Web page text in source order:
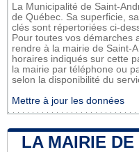
La Municipalité de Saint-
de Québec. Sa superficie,
clés sont répertoriées ci-
Pour toutes vos démarches
rendre à la mairie de Saint-
horaires indiqués sur cette
la mairie par téléphone ou
selon la disponibilité du
Mettre à jour les données
LA MAIRIE